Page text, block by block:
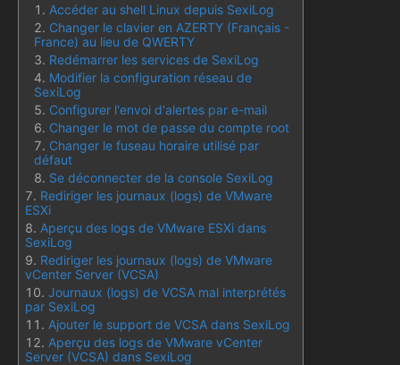
Accéder au shell Linux depuis SexiLog
Changer le clavier en AZERTY (Français -
France) au lieu de QWERTY
Redémarrer les services de SexiLog
Modifier la configuration réseau de
SexiLog
Configurer l'envoi d'alertes par e-mail
Changer le mot de passe du compte root
Changer le fuseau horaire utilisé par
défaut
Se déconnecter de la console SexiLog
Rediriger les journaux (logs) de VMware
ESXi
Aperçu des logs de VMware ESXi dans
SexiLog
Rediriger les journaux (logs) de VMware
vCenter Server (VCSA)
Journaux (logs) de VCSA mal interprétés
par SexiLog
Ajouter le support de VCSA dans SexiLog
Aperçu des logs de VMware vCenter
Server (VCSA) dans SexiLog